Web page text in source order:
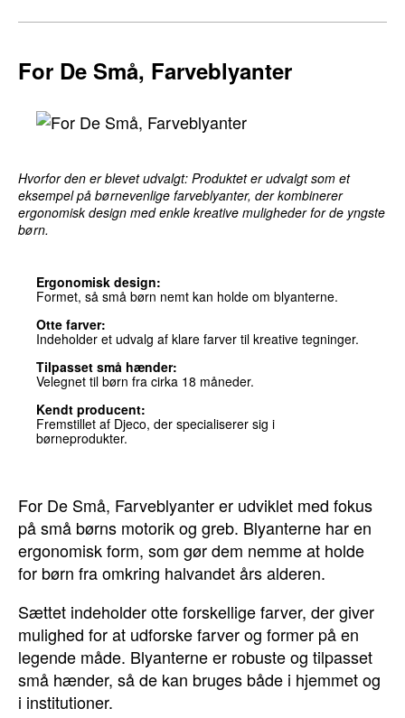
For De Små, Farveblyanter
Hvorfor den er blevet udvalgt: Produktet er udvalgt som et
eksempel på børnevenlige farveblyanter, der kombinerer
ergonomisk design med enkle kreative muligheder for de yngste
børn.
For De Små, Farveblyanter er udviklet med fokus
på små børns motorik og greb. Blyanterne har en
ergonomisk form, som gør dem nemme at holde
for børn fra omkring halvandet års alderen.
Sættet indeholder otte forskellige farver, der giver
mulighed for at udforske farver og former på en
legende måde. Blyanterne er robuste og tilpasset
små hænder, så de kan bruges både i hjemmet og
i institutioner.
Ergonomisk design:
Formet, så små børn nemt kan holde om blyanterne.
Otte farver:
Indeholder et udvalg af klare farver til kreative tegninger.
Tilpasset små hænder:
Velegnet til børn fra cirka 18 måneder.
Kendt producent:
Fremstillet af Djeco, der specialiserer sig i
børneprodukter.